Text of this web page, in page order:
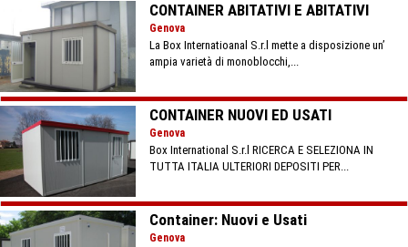
CONTAINER ABITATIVI E ABITATIVI
Genova
La Box Internatioanal S.r.l mette a disposizione un’
ampia varietà di monoblocchi,...
CONTAINER NUOVI ED USATI
Genova
Box International S.r.l RICERCA E SELEZIONA IN
TUTTA ITALIA ULTERIORI DEPOSITI PER...
Container: Nuovi e Usati
Genova